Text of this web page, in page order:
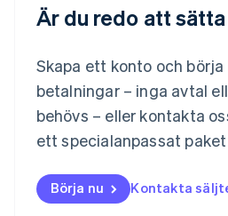
Är du redo att
Skapa ett konto och
betalningar – inga avtal
behövs – eller kontakta
ett specialanpassat
Börja nu Kontakta
English 简体中文
Malta
Mexiko
Nederländerna
Nederlands English
Norge
English
Nya Zeeland
English
Polen